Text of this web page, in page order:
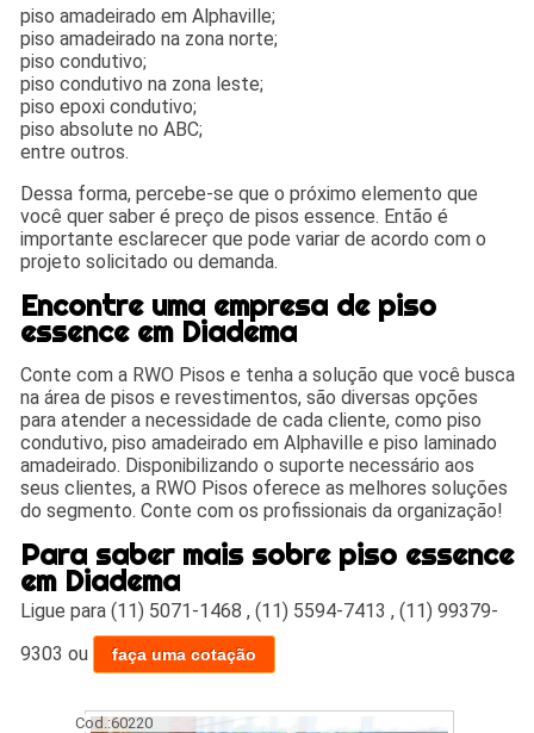
piso amadeirado em Alphaville;
piso amadeirado na zona norte;
piso condutivo;
piso condutivo na zona leste;
piso epoxi condutivo;
piso absolute no ABC;
entre outros.
Dessa forma, percebe-se que o próximo elemento que
você quer saber é preço de pisos essence. Então é
importante esclarecer que pode variar de acordo com o
projeto solicitado ou demanda.
Encontre uma empresa de piso
essence em Diadema
Conte com a RWO Pisos e tenha a solução que você busca
na área de pisos e revestimentos, são diversas opções
para atender a necessidade de cada cliente, como piso
condutivo, piso amadeirado em Alphaville e piso laminado
amadeirado. Disponibilizando o suporte necessário aos
seus clientes, a RWO Pisos oferece as melhores soluções
do segmento. Conte com os profissionais da organização!
Para saber mais sobre piso essence
em Diadema
Ligue para(11) 5071-1468 ,(11) 5594-7413 ,(11) 99379-
9303 ou faça uma cotação
Cod.:60220